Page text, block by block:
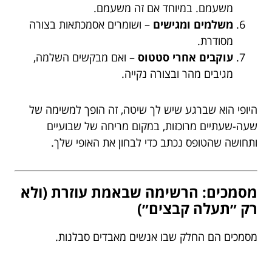
משעמם. במיוחד אם זה משעמם.
משלמים ומגישים – ושומרים אסמכתאות בצורה
מסודרת.
עוקבים אחרי סטטוס – ואם מבקשים השלמה,
מגיבים מהר ובצורה נקייה.
היופי הוא שברגע שיש לך שיטה, זה הופך למשימה של
שעה-שעתיים מרוכזות, במקום מריחה של שבועיים
ותחושה שהטופס נכתב כדי לבחון את האופי שלך.
מסמכים: הרשימה שבאמת עוזרת (ולא
רק ״תעלה קבצים״)
מסמכים הם החלק שבו אנשים מאבדים סבלנות.